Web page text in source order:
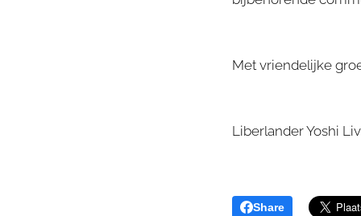
Met vriendelijke
Liberlander Yoshi
Share